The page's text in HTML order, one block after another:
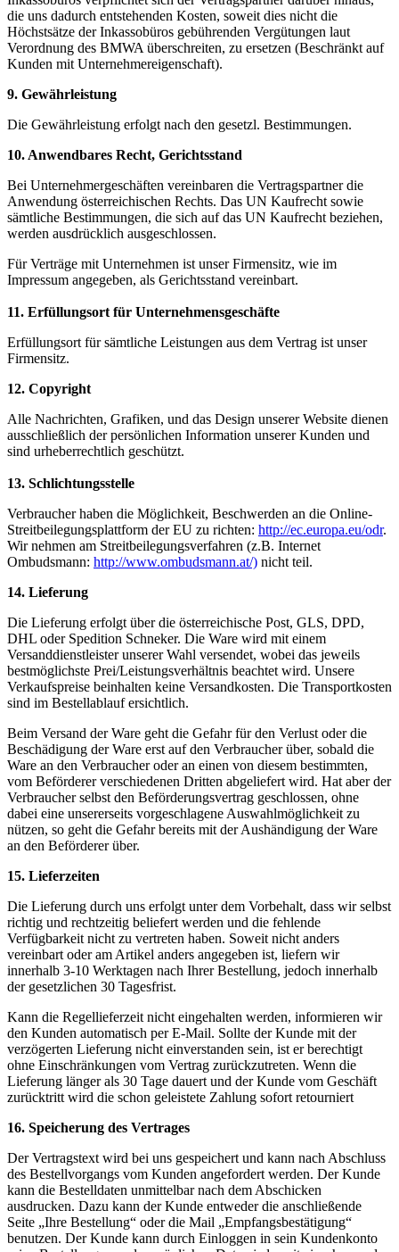
die uns dadurch entstehenden Kosten, soweit dies nicht die
Höchstsätze der Inkassobüros gebührenden Vergütungen laut
Verordnung des BMWA überschreiten, zu ersetzen (Beschränkt auf
Kunden mit Unternehmereigenschaft).
9. Gewährleistung
Die Gewährleistung erfolgt nach den gesetzl. Bestimmungen.
10. Anwendbares Recht, Gerichtsstand
Bei Unternehmergeschäften vereinbaren die Vertragspartner die
Anwendung österreichischen Rechts. Das UN Kaufrecht sowie
sämtliche Bestimmungen, die sich auf das UN Kaufrecht beziehen,
werden ausdrücklich ausgeschlossen.
Für Verträge mit Unternehmen ist unser Firmensitz, wie im
Impressum angegeben, als Gerichtsstand vereinbart.
11. Erfüllungsort für Unternehmensgeschäfte
Erfüllungsort für sämtliche Leistungen aus dem Vertrag ist unser
Firmensitz.
12. Copyright
Alle Nachrichten, Grafiken, und das Design unserer Website dienen
ausschließlich der persönlichen Information unserer Kunden und
sind urheberrechtlich geschützt.
13. Schlichtungsstelle
Verbraucher haben die Möglichkeit, Beschwerden an die Online-
Streitbeilegungsplattform der EU zu richten: http://ec.europa.eu/odr.
Wir nehmen am Streitbeilegungsverfahren (z.B. Internet
Ombudsmann: http://www.ombudsmann.at/) nicht teil.
14. Lieferung
Die Lieferung erfolgt über die österreichische Post, GLS, DPD,
DHL oder Spedition Schneker. Die Ware wird mit einem
Versanddienstleister unserer Wahl versendet, wobei das jeweils
bestmöglichste Prei/Leistungsverhältnis beachtet wird. Unsere
Verkaufspreise beinhalten keine Versandkosten. Die Transportkosten
sind im Bestellablauf ersichtlich.
Beim Versand der Ware geht die Gefahr für den Verlust oder die
Beschädigung der Ware erst auf den Verbraucher über, sobald die
Ware an den Verbraucher oder an einen von diesem bestimmten,
vom Beförderer verschiedenen Dritten abgeliefert wird. Hat aber der
Verbraucher selbst den Beförderungsvertrag geschlossen, ohne
dabei eine unsererseits vorgeschlagene Auswahlmöglichkeit zu
nützen, so geht die Gefahr bereits mit der Aushändigung der Ware
an den Beförderer über.
15. Lieferzeiten
Die Lieferung durch uns erfolgt unter dem Vorbehalt, dass wir selbst
richtig und rechtzeitig beliefert werden und die fehlende
Verfügbarkeit nicht zu vertreten haben. Soweit nicht anders
vereinbart oder am Artikel anders angegeben ist, liefern wir
innerhalb 3-10 Werktagen nach Ihrer Bestellung, jedoch innerhalb
der gesetzlichen 30 Tagesfrist.
Kann die Regellieferzeit nicht eingehalten werden, informieren wir
den Kunden automatisch per E-Mail. Sollte der Kunde mit der
verzögerten Lieferung nicht einverstanden sein, ist er berechtigt
ohne Einschränkungen vom Vertrag zurückzutreten. Wenn die
Lieferung länger als 30 Tage dauert und der Kunde vom Geschäft
zurücktritt wird die schon geleistete Zahlung sofort retourniert
16. Speicherung des Vertrages
Der Vertragstext wird bei uns gespeichert und kann nach Abschluss
des Bestellvorgangs vom Kunden angefordert werden. Der Kunde
kann die Bestelldaten unmittelbar nach dem Abschicken
ausdrucken. Dazu kann der Kunde entweder die anschließende
Seite „Ihre Bestellung“ oder die Mail „Empfangsbestätigung“
benutzen. Der Kunde kann durch Einloggen in sein Kundenkonto